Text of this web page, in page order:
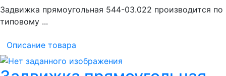
Задвижка прямоугольная 544-03.022 производится по
типовому ...
Описание товара